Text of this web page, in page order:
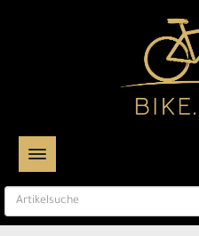
TOGGLE NAVIGATION